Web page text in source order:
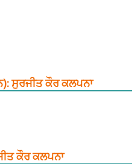
ਸੁਰਜੀਤ ਕੌਰ ਕਲਪਨਾ
ਕੌਰ ਕਲਪਨਾ